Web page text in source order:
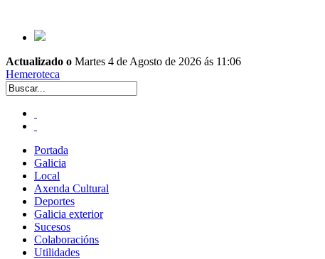
Actualizado o Martes 4 de Agosto de 2026 ás 11:06
Hemeroteca
Portada
Galicia
Local
Axenda Cultural
Deportes
Galicia exterior
Sucesos
Colaboracións
Utilidades